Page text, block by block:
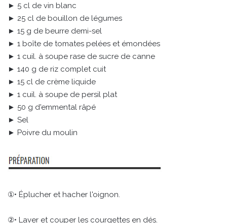
► 5 cl de vin blanc
► 25 cl de bouillon de légumes
► 15 g de beurre demi-sel
► 1 boîte de tomates pelées et émondées
► 1 cuil. à soupe rase de sucre de canne
► 140 g de riz complet cuit
► 15 cl de crème liquide
► 1 cuil. à soupe de persil plat
► 50 g d'emmental râpé
► Sel
► Poivre du moulin
①• Éplucher et hacher l'oignon.
②• Laver et couper les courgettes en dés.